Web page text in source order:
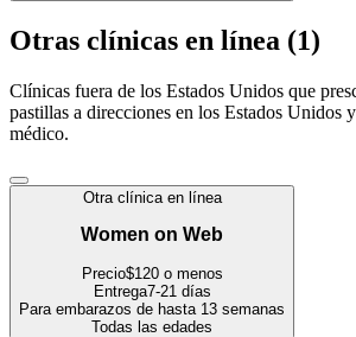
Otras clínicas en línea (1)
Clínicas fuera de los Estados Unidos que
pastillas a direcciones en los Estados Unidos
médico.
Otra clínica en línea
Women on Web
Precio$120 o menos
Entrega7-21 días
Para embarazos de hasta 13 semanas
Todas las edades